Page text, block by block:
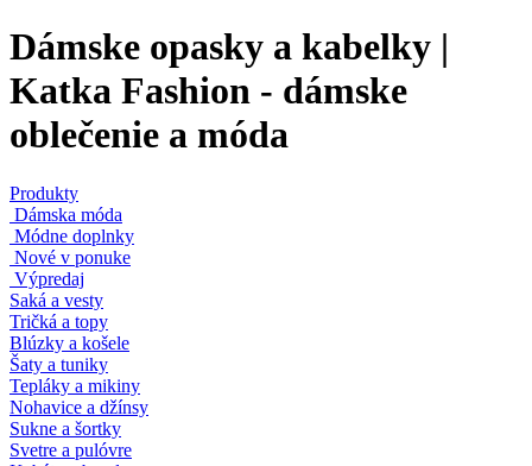
Dámske opasky a kabelky |
Katka Fashion - dámske
oblečenie a móda
Produkty
Dámska móda
Módne doplnky
Nové v ponuke
Výpredaj
Saká a vesty
Tričká a topy
Blúzky a košele
Šaty a tuniky
Tepláky a mikiny
Nohavice a džínsy
Sukne a šortky
Svetre a pulóvre